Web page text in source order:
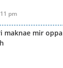
pm
maknae mir oppa